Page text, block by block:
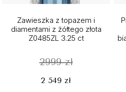
Zawieszka z topazem i
diamentami z żółtego złota
Z0485ZL 3.25 ct
2999 zł
2 549 zł